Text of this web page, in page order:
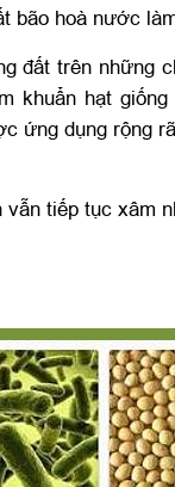
bão hoà nước
đất trên những
khuẩn hạt
ứng dụng rộng
tiếp tục xâm